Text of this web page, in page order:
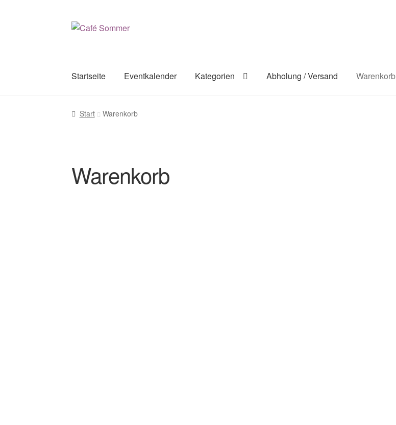
Zur
Zum
Startseite Eventkalender Kategorien Abholung / Versand Warenkorb
Start Warenkorb
Warenkorb